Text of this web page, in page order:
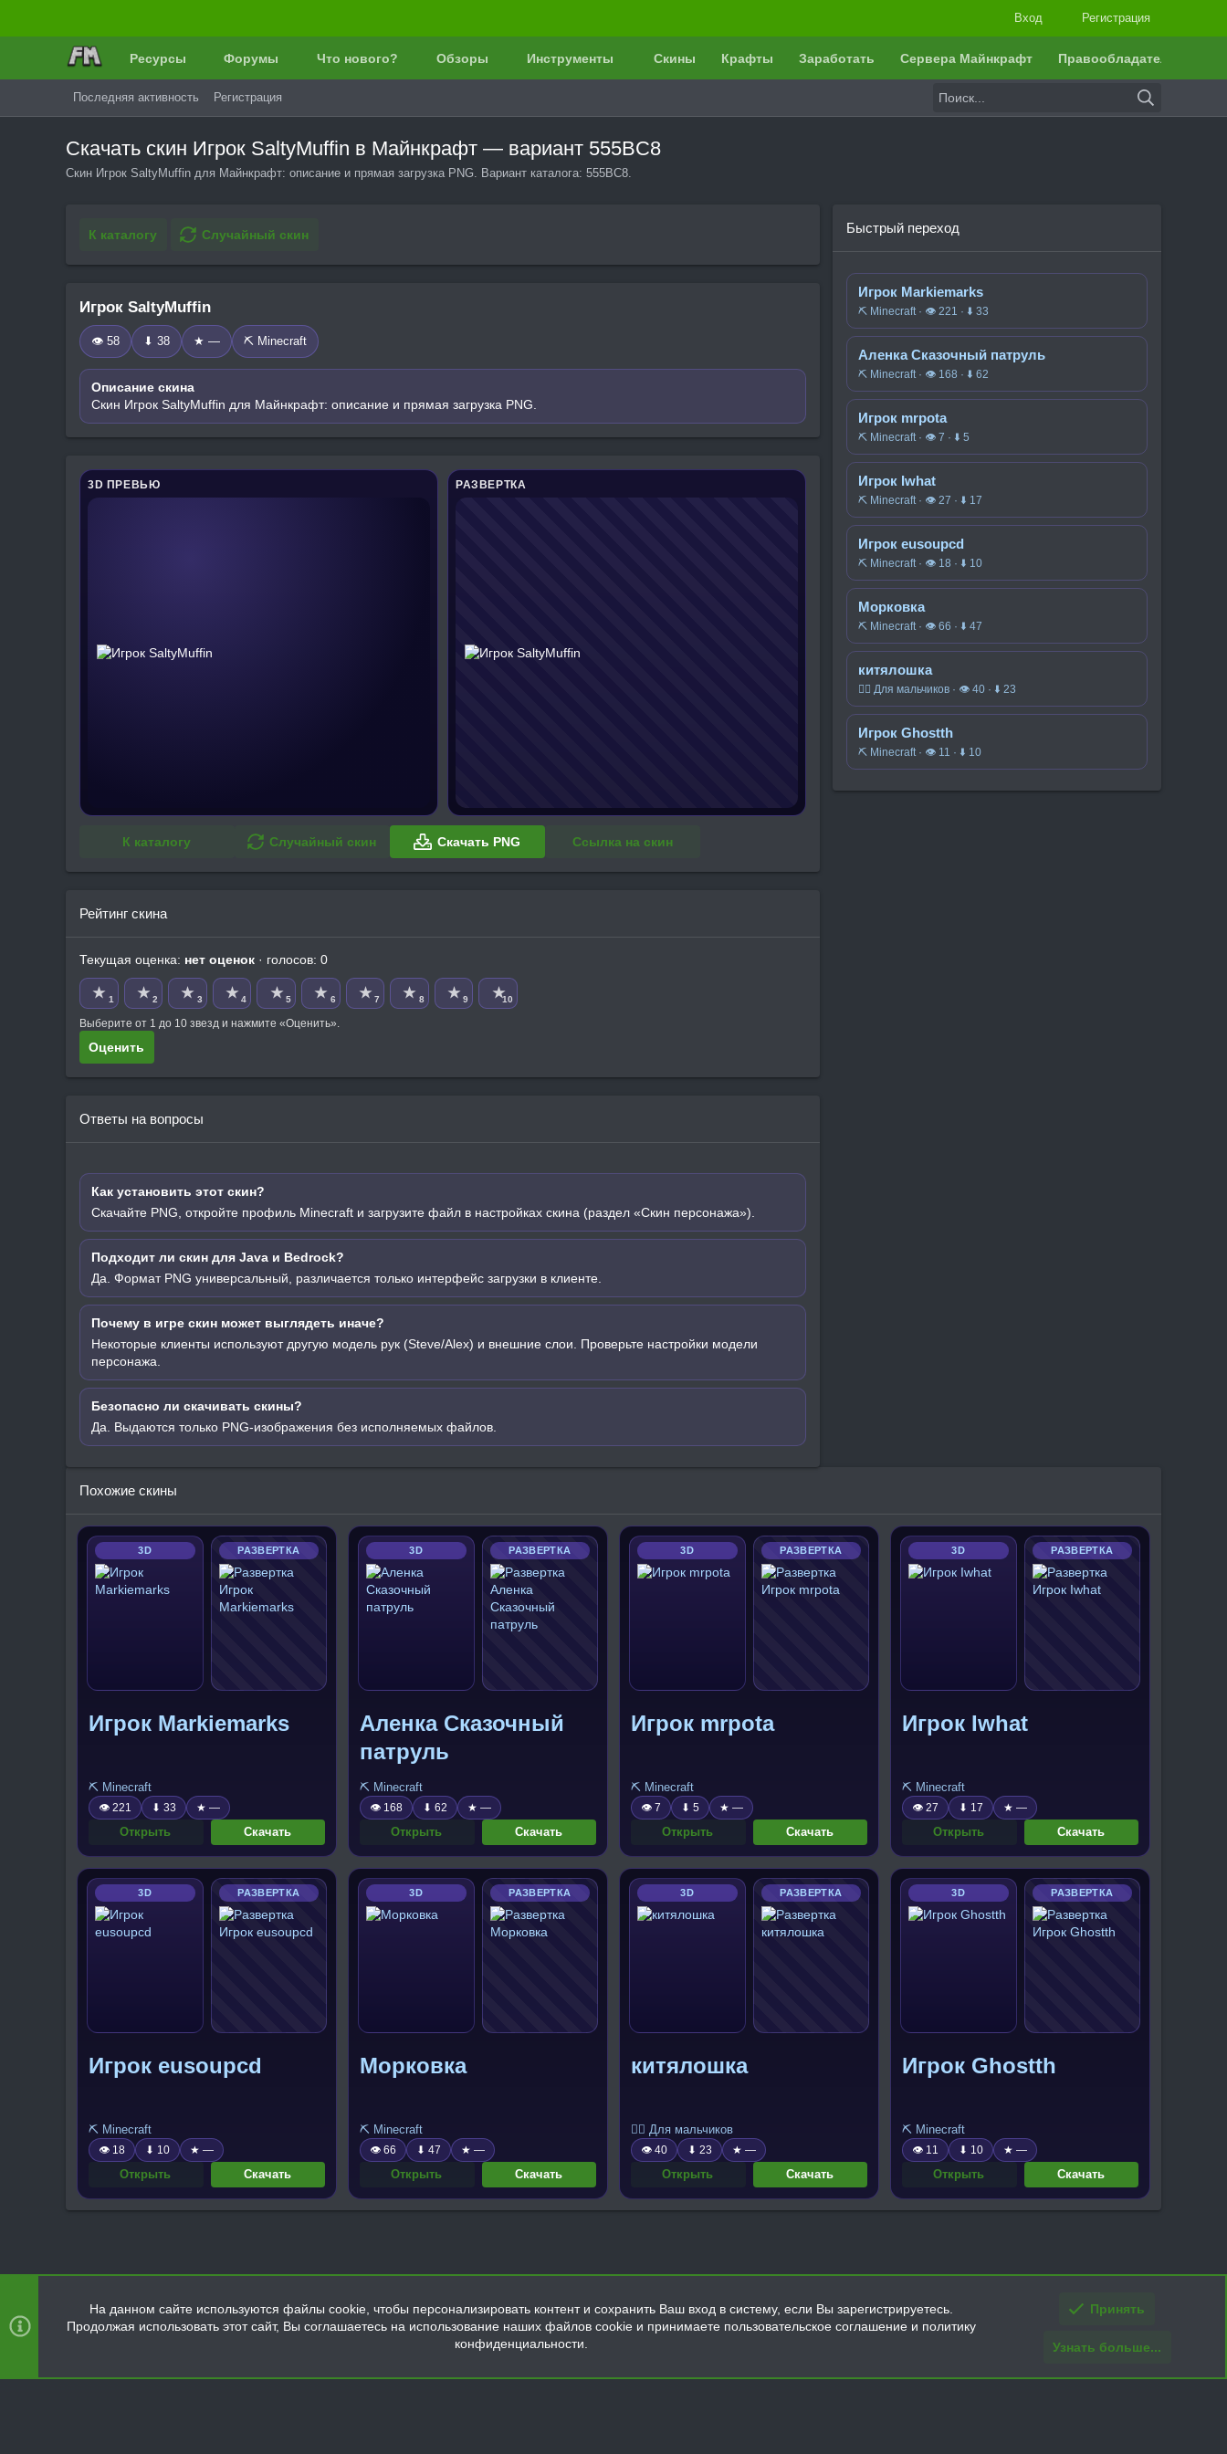
Вход Регистрация
Ресурсы Форумы Что нового? Обзоры Инструменты Скины Крафты Заработать Сервера Майнкрафт Правообладателям
Последняя активность Регистрация
Скачать скин Игрок SaltyMuffin в Майнкрафт — вариант 555BC8
Скин Игрок SaltyMuffin для Майнкрафт: описание и прямая загрузка PNG. Вариант каталога: 555BC8.
К каталогу Случайный скин
Игрок SaltyMuffin
👁 58 ⬇ 38 ★ — ⛏️ Minecraft
Описание скина
Скин Игрок SaltyMuffin для Майнкрафт: описание и прямая загрузка PNG.
3D ПРЕВЬЮ РАЗВЕРТКА
К каталогу Случайный скин Скачать PNG Ссылка на скин
Рейтинг скина
Текущая оценка: нет оценок · голосов: 0
★ 1 ★ 2 ★ 3 ★ 4 ★ 5 ★ 6 ★ 7 ★ 8 ★ 9 ★10
Выберите от 1 до 10 звезд и нажмите «Оценить».
Оценить
Ответы на вопросы
Как установить этот скин?
Скачайте PNG, откройте профиль Minecraft и загрузите файл в настройках скина (раздел «Скин персонажа»).
Подходит ли скин для Java и Bedrock?
Да. Формат PNG универсальный, различается только интерфейс загрузки в клиенте.
Почему в игре скин может выглядеть иначе?
Некоторые клиенты используют другую модель рук (Steve/Alex) и внешние слои. Проверьте настройки модели
персонажа.
Безопасно ли скачивать скины?
Да. Выдаются только PNG-изображения без исполняемых файлов.
Быстрый переход
Игрок Markiemarks
⛏️ Minecraft · 👁 221 · ⬇ 33
Аленка Сказочный патруль
⛏️ Minecraft · 👁 168 · ⬇ 62
Игрок mrpota
⛏️ Minecraft · 👁 7 · ⬇ 5
Игрок Iwhat
⛏️ Minecraft · 👁 27 · ⬇ 17
Игрок eusoupcd
⛏️ Minecraft · 👁 18 · ⬇ 10
Морковка
⛏️ Minecraft · 👁 66 · ⬇ 47
китялошка
🧍‍♂️ Для мальчиков · 👁 40 · ⬇ 23
Игрок Ghostth
⛏️ Minecraft · 👁 11 · ⬇ 10
Похожие скины
3D РАЗВЕРТКА
Игрок Markiemarks
⛏️ Minecraft
👁 221 ⬇ 33 ★ —
Открыть Скачать
3D РАЗВЕРТКА
Аленка Сказочный
патруль
⛏️ Minecraft
👁 168 ⬇ 62 ★ —
Открыть Скачать
3D РАЗВЕРТКА
Игрок mrpota
⛏️ Minecraft
👁 7 ⬇ 5 ★ —
Открыть Скачать
3D РАЗВЕРТКА
Игрок Iwhat
⛏️ Minecraft
👁 27 ⬇ 17 ★ —
Открыть Скачать
3D РАЗВЕРТКА
Игрок eusoupcd
⛏️ Minecraft
👁 18 ⬇ 10 ★ —
Открыть Скачать
3D РАЗВЕРТКА
Морковка
⛏️ Minecraft
👁 66 ⬇ 47 ★ —
Открыть Скачать
3D РАЗВЕРТКА
китялошка
🧍‍♂️ Для мальчиков
👁 40 ⬇ 23 ★ —
Открыть Скачать
3D РАЗВЕРТКА
Игрок Ghostth
⛏️ Minecraft
👁 11 ⬇ 10 ★ —
Открыть Скачать
Главная
R
S
На данном сайте используются файлы cookie, чтобы персонализировать контент и сохранить Ваш вход в систему, если Вы зарегистрируетесь.
Продолжая использовать этот сайт, Вы соглашаетесь на использование наших файлов cookie и принимаете пользовательское соглашение и политику
конфиденциальности.
Принять
Узнать больше...